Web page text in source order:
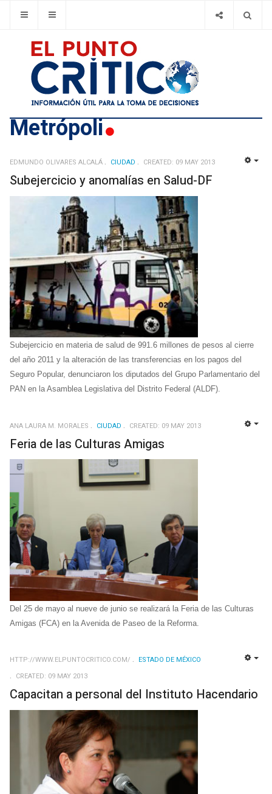
Metrópoli
EDMUNDO OLIVARES ALCALÁ CIUDAD CREATED: 09 MAY 2013
Subejercicio y anomalías en Salud-DF
Subejercicio en materia de salud de 991.6 millones de pesos al cierre
del año 2011 y la alteración de las transferencias en los pagos del
Seguro Popular, denunciaron los diputados del Grupo Parlamentario del
PAN en la Asamblea Legislativa del Distrito Federal (ALDF).
ANA LAURA M. MORALES CIUDAD CREATED: 09 MAY 2013
Feria de las Culturas Amigas
Del 25 de mayo al nueve de junio se realizará la Feria de las Culturas
Amigas (FCA) en la Avenida de Paseo de la Reforma.
HTTP://WWW.ELPUNTOCRITICO.COM/
ESTADO DE MÉXICO
CREATED: 09 MAY 2013
Capacitan a personal del Instituto Hacendario